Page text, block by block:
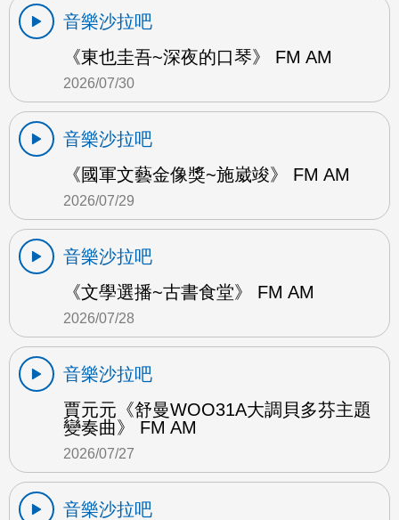
音樂沙拉吧
《東也圭吾~深夜的口琴》 FM AM
2026/07/30
音樂沙拉吧
《國軍文藝金像獎~施崴竣》 FM AM
2026/07/29
音樂沙拉吧
《文學選播~古書食堂》 FM AM
2026/07/28
音樂沙拉吧
賈元元《舒曼WOO31A大調貝多芬主題
變奏曲》 FM AM
2026/07/27
音樂沙拉吧